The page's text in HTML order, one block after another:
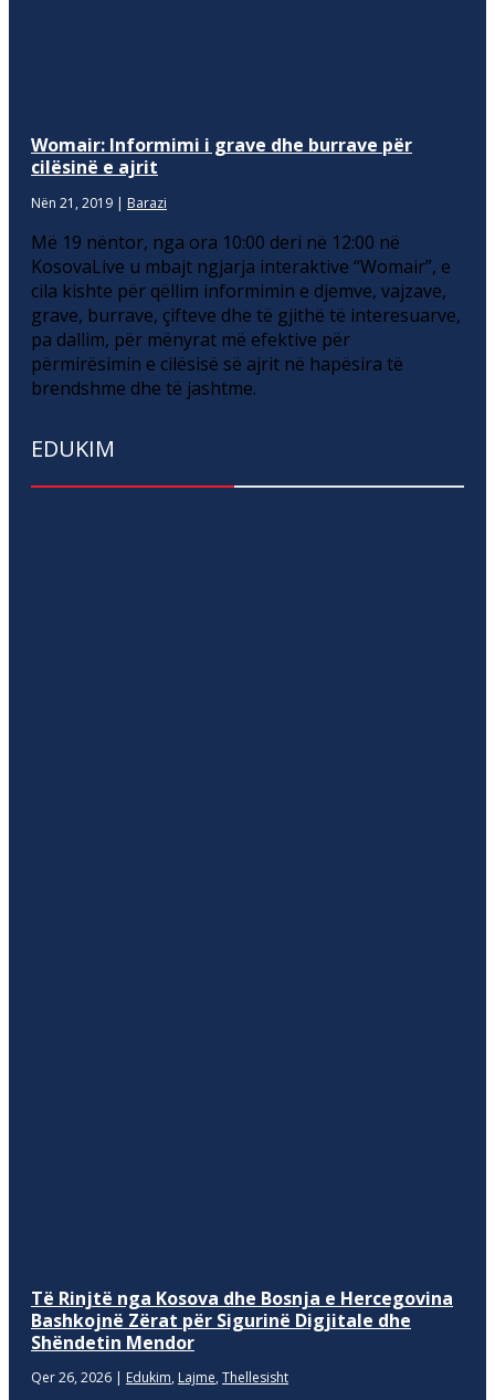
Womair: Informimi i grave dhe burrave për
cilësinë e ajrit
Nën 21, 2019 | Barazi
Më 19 nëntor, nga ora 10:00 deri në 12:00 në
KosovaLive u mbajt ngjarja interaktive “Womair”, e
cila kishte për qëllim informimin e djemve, vajzave,
grave, burrave, çifteve dhe të gjithë të interesuarve,
pa dallim, për mënyrat më efektive për
përmirësimin e cilësisë së ajrit në hapësira të
brendshme dhe të jashtme.
EDUKIM
Të Rinjtë nga Kosova dhe Bosnja e Hercegovina
Bashkojnë Zërat për Sigurinë Digjitale dhe
Shëndetin Mendor
Qer 26, 2026 | Edukim, Lajme, Thellesisht